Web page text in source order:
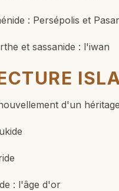
: Persépolis et
et sassanide : l'iwan
d'un
: l'âge d'or